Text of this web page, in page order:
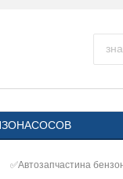
✅Автозапчастина